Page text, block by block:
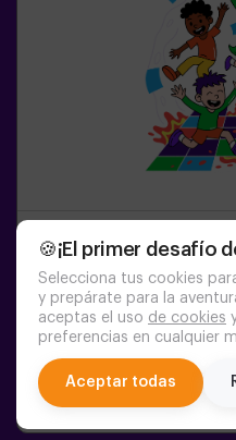
🍪¡El primer desafío
Selecciona tus cookies
y prepárate para la
aceptas el uso de cookies
preferencias en cualquier
Aceptar todas
2-8PERSONAS 45 MIN. 5-9
Pulse Up KIDS:
(sala 1)
16:25 17:30